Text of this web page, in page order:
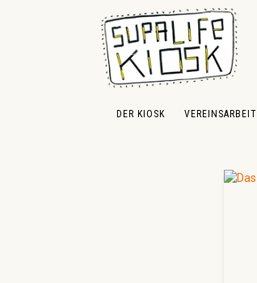
Hauptinhalt springen
Zur Suche springen
Zur Hauptnavigation springen
DER KIOSK VEREINSARBEIT